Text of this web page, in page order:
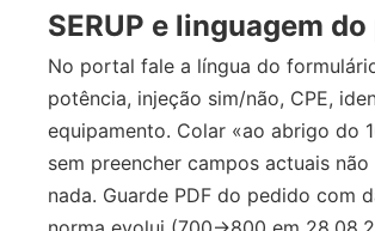
SERUP e linguagem
No portal fale a língua do
potência, injeção sim/não, CPE,
equipamento. Colar «ao abrigo do
sem preencher campos actuais não
nada. Guarde PDF do pedido com